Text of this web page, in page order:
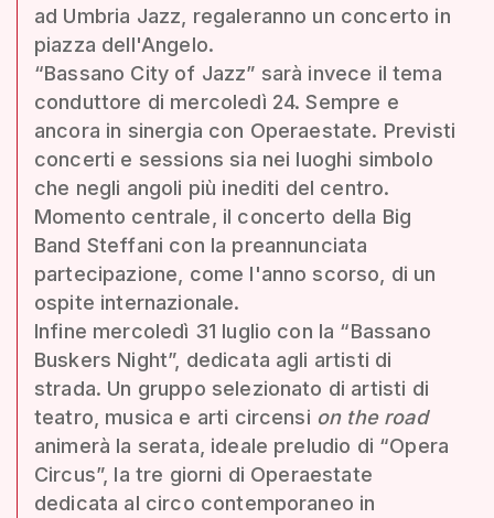
ad Umbria Jazz, regaleranno un concerto in
piazza dell'Angelo.
“Bassano City of Jazz” sarà invece il tema
conduttore di mercoledì 24. Sempre e
ancora in sinergia con Operaestate. Previsti
concerti e sessions sia nei luoghi simbolo
che negli angoli più inediti del centro.
Momento centrale, il concerto della Big
Band Steffani con la preannunciata
partecipazione, come l'anno scorso, di un
ospite internazionale.
Infine mercoledì 31 luglio con la “Bassano
Buskers Night”, dedicata agli artisti di
strada. Un gruppo selezionato di artisti di
teatro, musica e arti circensi on the road
animerà la serata, ideale preludio di “Opera
Circus”, la tre giorni di Operaestate
dedicata al circo contemporaneo in